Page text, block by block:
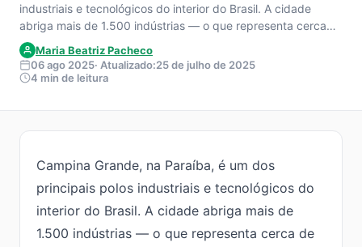
industriais e tecnológicos do interior do Brasil. A cidade
abriga mais de 1.500 indústrias — o que representa cerca…
Maria Beatriz Pacheco
06 ago 2025· Atualizado:25 de julho de 2025
4 min de leitura
Campina Grande, na Paraíba, é um dos
principais polos industriais e tecnológicos do
interior do Brasil. A cidade abriga mais de
1.500 indústrias — o que representa cerca de